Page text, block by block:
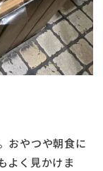
おやつや朝食に
よく見かけま